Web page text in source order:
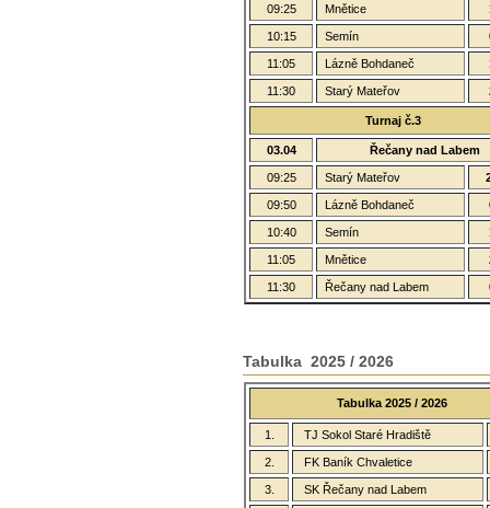
09:25 Mnětice
10:15 Semín
11:05 Lázně Bohdaneč
11:30 Starý Mateřov
Turnaj č.3
03.04 Řečany nad Labem
09:25 Starý Mateřov
09:50 Lázně Bohdaneč
10:40 Semín
11:05 Mnětice
11:30 Řečany nad Labem
Tabulka 2025 / 2026
Tabulka 2025 / 2026
1. TJ Sokol Staré Hradiště
2. FK Baník Chvaletice
3. SK Řečany nad Labem